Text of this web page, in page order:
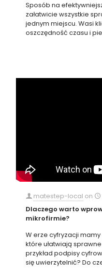
Sposób na
załatwicie wszystkie
jednym miejscu. Wasi
oszczędność czasu i
matestep-local on
Dlaczego warto
mikrofirmie?
W erze cyfryzacji
które ułatwiają
przykład podpisy
się uwierzytelnić? Do